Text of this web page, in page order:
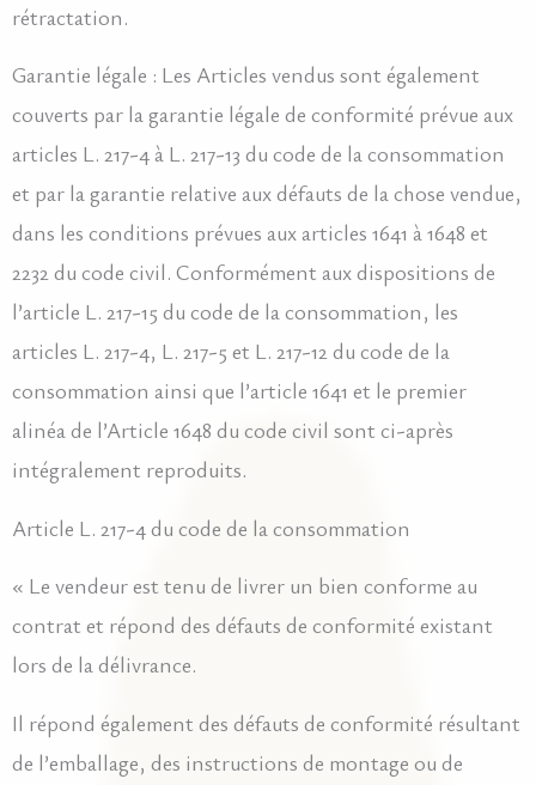
rétractation.
Garantie légale : Les Articles vendus sont également
couverts par la garantie légale de conformité prévue aux
articles L. 217-4 à L. 217-13 du code de la consommation
et par la garantie relative aux défauts de la chose vendue,
dans les conditions prévues aux articles 1641 à 1648 et
2232 du code civil. Conformément aux dispositions de
l’article L. 217-15 du code de la consommation, les
articles L. 217-4, L. 217-5 et L. 217-12 du code de la
consommation ainsi que l’article 1641 et le premier
alinéa de l’Article 1648 du code civil sont ci-après
intégralement reproduits.
Article L. 217-4 du code de la consommation
« Le vendeur est tenu de livrer un bien conforme au
contrat et répond des défauts de conformité existant
lors de la délivrance.
Il répond également des défauts de conformité résultant
de l’emballage, des instructions de montage ou de